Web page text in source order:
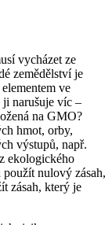
vycházet ze
zemědělství je
ve
ji narušuje víc –
na GMO?
hmot, orby,
výstupů, např.
ekologického
nulový zásah,
zásah, který je